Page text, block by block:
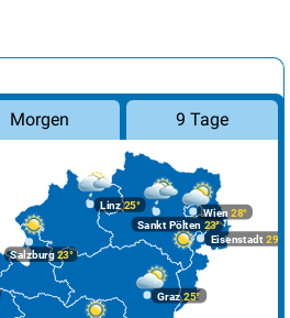
Morgen 9 Tage
Graz25°
Linz25°
Salzburg23°
Wien 28°
Eisenstadt 29°
Sankt Pölten 23°